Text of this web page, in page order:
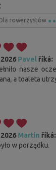
Dla rowerzystów
Pavel říká:
nasze
a toaleta
Martin říká:
w porządku.